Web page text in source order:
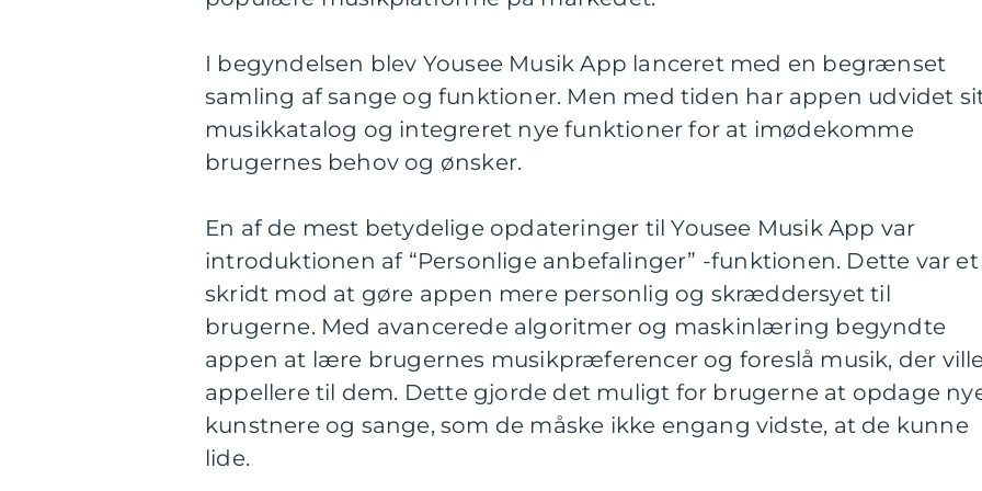
I begyndelsen blev Yousee Musik App lanceret med en begrænset
samling af sange og funktioner. Men med tiden har appen udvidet
musikkatalog og integreret nye funktioner for at imødekomme
brugernes behov og ønsker.
En af de mest betydelige opdateringer til Yousee Musik App var
introduktionen af “Personlige anbefalinger” -funktionen. Dette var et
skridt mod at gøre appen mere personlig og skræddersyet til
brugerne. Med avancerede algoritmer og maskinlæring begyndte
appen at lære brugernes musikpræferencer og foreslå musik, der
appellere til dem. Dette gjorde det muligt for brugerne at opdage
kunstnere og sange, som de måske ikke engang vidste, at de kunne
lide.